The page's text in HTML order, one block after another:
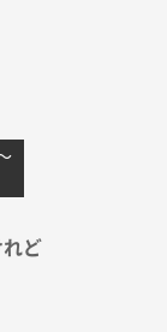
枚
れど